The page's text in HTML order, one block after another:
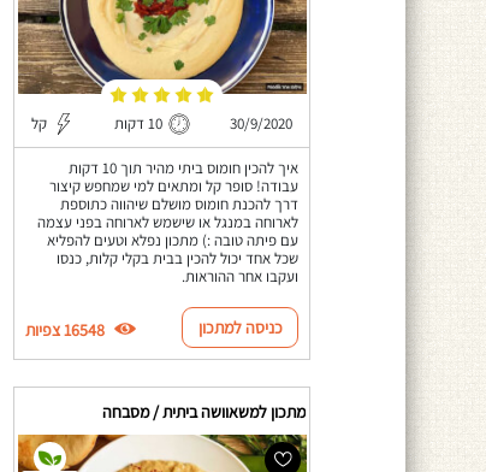
30/9/2020 10 דקות קל
איך להכין חומוס ביתי מהיר תוך 10 דקות
עבודה! סופר קל ומתאים למי שמחפש קיצור
דרך להכנת חומוס מושלם שיהווה כתוספת
לארוחה במנגל או שישמש לארוחה בפני עצמה
עם פיתה טובה :) מתכון נפלא וטעים להפליא
שכל אחד יכול להכין בבית בקלי קלות, כנסו
ועקבו אחר ההוראות.
כניסה למתכון 16548 צפיות
מתכון למשאוושה ביתית / מסבחה